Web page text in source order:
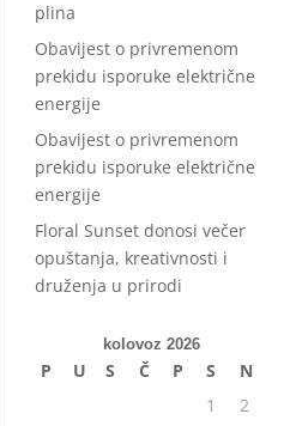
plina
Obavijest o privremenom
prekidu isporuke električne
energije
Obavijest o privremenom
prekidu isporuke električne
energije
Floral Sunset donosi večer
opuštanja, kreativnosti i
druženja u prirodi
kolovoz 2026
P U S Č P S
N
1
2